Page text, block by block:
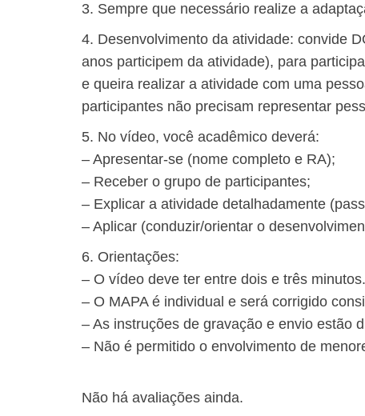
3. Sempre que necessário realize a
4. Desenvolvimento da atividade: convide
anos participem da atividade), para
e queira realizar a atividade com uma
participantes não precisam representar
5. No vídeo, você acadêmico deverá:
– Apresentar-se (nome completo e RA);
– Receber o grupo de participantes;
– Explicar a atividade detalhadamente
– Aplicar (conduzir/orientar o
6. Orientações:
– O vídeo deve ter entre dois e três minutos.
– O MAPA é individual e será corrigido
– As instruções de gravação e envio estão
– Não é permitido o envolvimento de
Não há avaliações ainda.